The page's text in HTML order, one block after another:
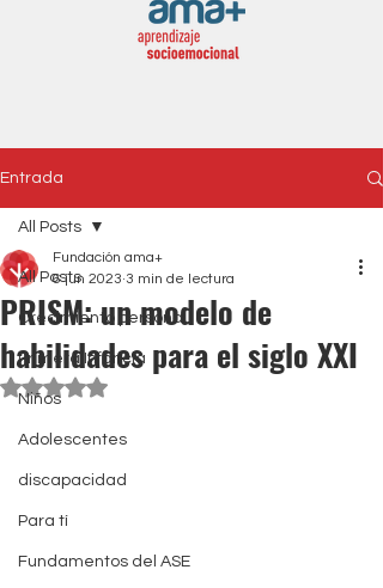
Entrada
All Posts
Crecimiento personal
Primera Infancia
Niños
Adolescentes
discapacidad
Para tí
Fundamentos del ASE
All Posts
PRISM: un modelo de
habilidades para el siglo XXI
Fundación ama+
6 jun 2023 3 min de lectura
Obtuvo NaN de 5 estrellas.